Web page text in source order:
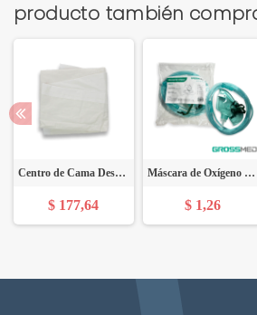
producto también
Centro de Cama Descartable - Bulto x 300 Unds - DESCART
$ 177,64
Máscara de Oxígeno Tamaño Estándar (Adulto) - Concentración Media - Unidad - GROSSMED
$ 1,26